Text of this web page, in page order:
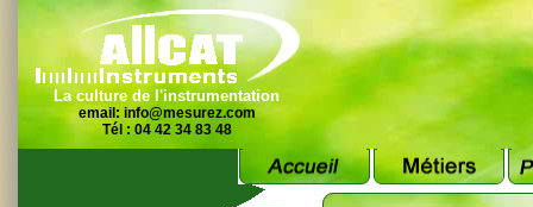
La culture de l'instrumentation
email: info@mesurez.com
Tél : 04 42 34 83 48